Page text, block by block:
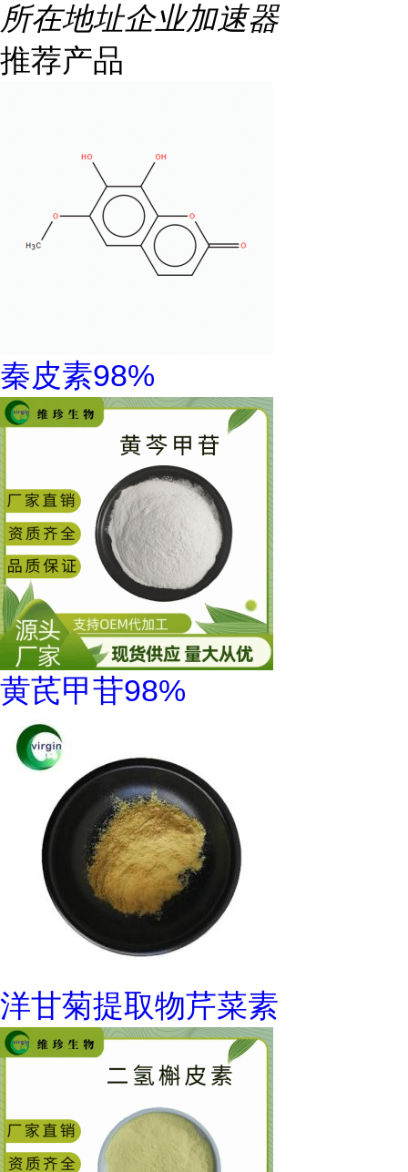
所在地址企业加速器
推荐产品
秦皮素98%
黄芪甲苷98%
洋甘菊提取物芹菜素